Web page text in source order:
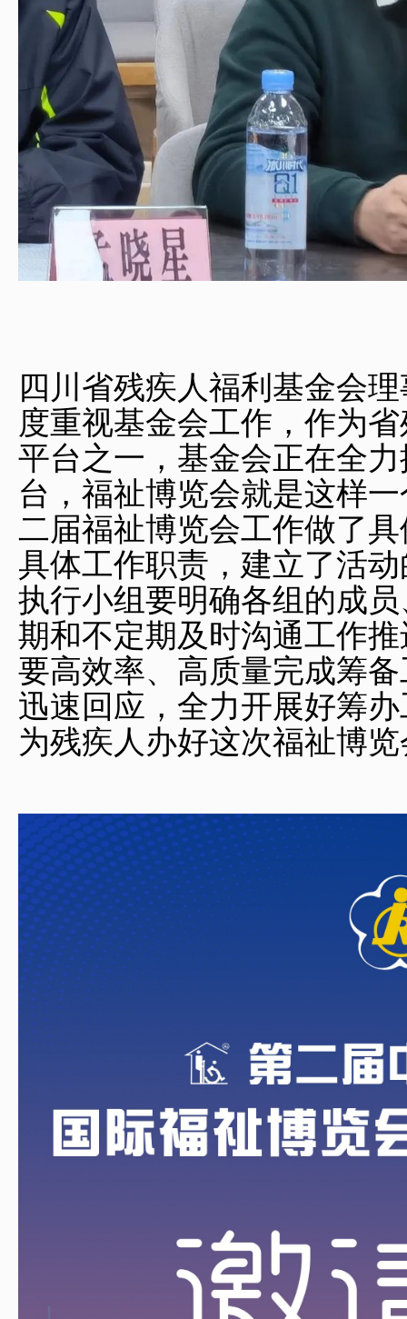
四川省残疾人福利基金会
度重视基金会工作，作为
平台之一，基金会正在全
台，福祉博览会就是这样
二届福祉博览会工作做了
具体工作职责，建立了活
执行小组要明确各组的成
期和不定期及时沟通工作
要高效率、高质量完成筹
迅速回应，全力开展好筹
为残疾人办好这次福祉博